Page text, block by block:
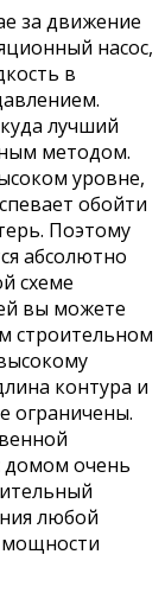
за движение
насос,
в
лучший
методом.
уровне,
обойти
Поэтому
абсолютно
схеме
вы можете
строительном
контура и
ограничены.
домом очень
любой
мощности